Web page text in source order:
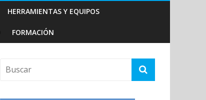
HERRAMIENTAS Y EQUIPOS
FORMACIÓN